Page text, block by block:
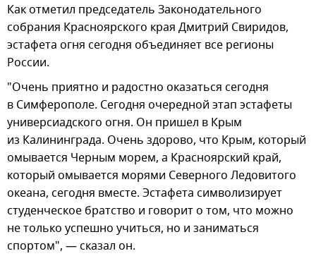
Как отметил председатель Законодательного
собрания Красноярского края Дмитрий Свиридов,
эстафета огня сегодня объединяет все регионы
России.
"Очень приятно и радостно оказаться сегодня
в Симферополе. Сегодня очередной этап эстафеты
универсиадского огня. Он пришел в Крым
из Калининграда. Очень здорово, что Крым, который
омывается Черным морем, а Красноярский край,
который омывается морями Северного Ледовитого
океана, сегодня вместе. Эстафета символизирует
студенческое братство и говорит о том, что можно
не только успешно учиться, но и заниматься
спортом", — сказал он.